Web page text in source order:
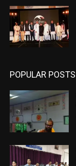
POPULAR POSTS